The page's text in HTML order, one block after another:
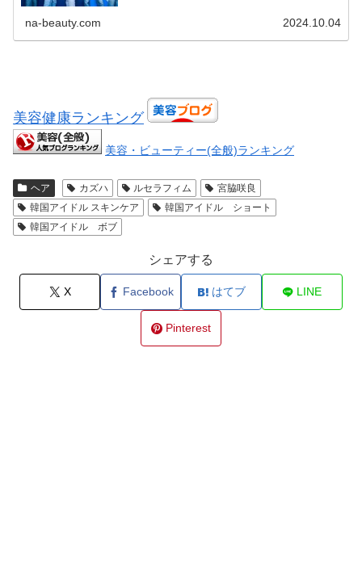
na-beauty.com 2024.10.04
美容健康ランキング
美容・ビューティー(全般)ランキング
ヘア カズハ ルセラフィム
宮脇咲良
韓国アイドル スキンケア
韓国アイドル ショート
韓国アイドル ボブ
シェアする
X Facebook はてブ LINE
Pinterest